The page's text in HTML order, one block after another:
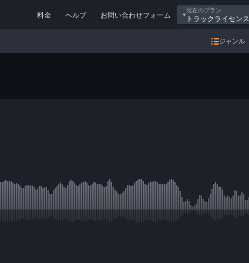
料金 ヘルプ お問い合わせフォーム
現在のプラン
トラックライセンス
ジャンル